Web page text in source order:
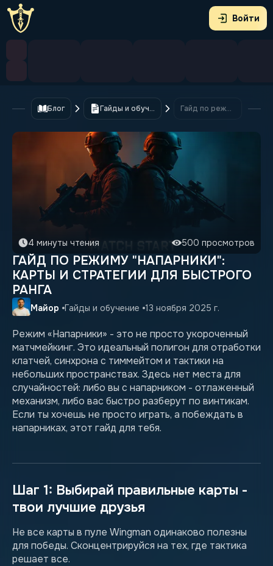
Войти
Блог Гайды и обучение Гайд по режиму "Напарники": карты и стратегии для быстрого ранга
4 минуты чтения 500 просмотров
ГАЙД ПО РЕЖИМУ "НАПАРНИКИ":
КАРТЫ И СТРАТЕГИИ ДЛЯ БЫСТРОГО
РАНГА
Майор Гайды и обучение 13 ноября 2025 г.
Режим «Напарники» - это не просто укороченный
матчмейкинг. Это идеальный полигон для отработки
клатчей, синхрона с тиммейтом и тактики на
небольших пространствах. Здесь нет места для
случайностей: либо вы с напарником - отлаженный
механизм, либо вас быстро разберут по винтикам.
Если ты хочешь не просто играть, а побеждать в
напарниках, этот гайд для тебя.
Шаг 1: Выбирай правильные карты -
твои лучшие друзья
Не все карты в пуле Wingman одинаково полезны
для победы. Сконцентрируйся на тех, где тактика
решает все.